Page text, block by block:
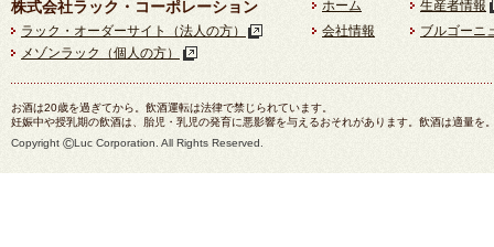
株式会社ラック・コーポレーション ホーム
生産者情報
ラック・オーダーサイト（法人の方）
会社情報
ブルゴーニ
メゾンラック（個人の方）
お酒は20歳を過ぎてから。飲酒運転は法律で禁じられています。
妊娠中や授乳期の飲酒は、胎児・乳児の発育に悪影響を与えるおそれがあります。飲酒は適量を
Copyright ©Luc Corporation. All Rights Reserved.